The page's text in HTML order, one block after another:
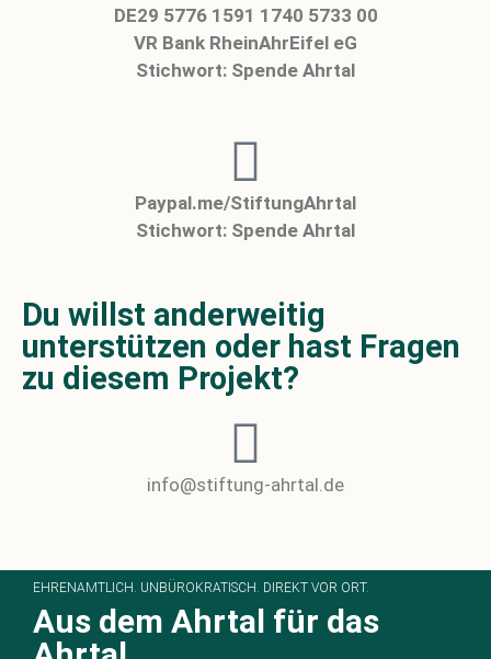
DE29 5776 1591 1740 5733 00
VR Bank RheinAhrEifel eG
Stichwort: Spende Ahrtal
Paypal.me/StiftungAhrtal
Stichwort: Spende Ahrtal
Du willst anderweitig
unterstützen oder hast Fragen
zu diesem Projekt?​
info@stiftung-ahrtal.de
EHRENAMTLICH. UNBÜROKRATISCH. DIREKT VOR ORT.
Aus dem Ahrtal für das